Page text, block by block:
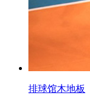
排球馆木地板